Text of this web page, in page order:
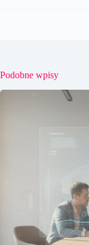
Podobne wpisy